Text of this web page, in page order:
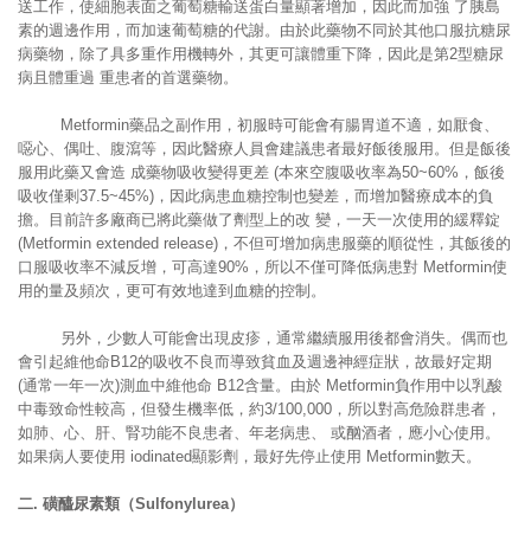
送工作，使細胞表面之葡萄糖輸送蛋白量顯著增加，因此而加強 了胰島
素的週邊作用，而加速葡萄糖的代謝。由於此藥物不同於其他口服抗糖尿
病藥物，除了具多重作用機轉外，其更可讓體重下降，因此是第2型糖尿
病且體重過 重患者的首選藥物。
Metformin藥品之副作用，初服時可能會有腸胃道不適，如厭食、
噁心、偶吐、腹瀉等，因此醫療人員會建議患者最好飯後服用。但是飯後
服用此藥又會造 成藥物吸收變得更差 (本來空腹吸收率為50~60%，飯後
吸收僅剩37.5~45%)，因此病患血糖控制也變差，而增加醫療成本的負
擔。目前許多廠商已將此藥做了劑型上的改 變，一天一次使用的緩釋錠
(Metformin extended release)，不但可增加病患服藥的順從性，其飯後的
口服吸收率不減反增，可高達90%，所以不僅可降低病患對 Metformin使
用的量及頻次，更可有效地達到血糖的控制。
另外，少數人可能會出現皮疹，通常繼續服用後都會消失。偶而也
會引起維他命B12的吸收不良而導致貧血及週邊神經症狀，故最好定期
(通常一年一次)測血中維他命 B12含量。由於 Metformin負作用中以乳酸
中毒致命性較高，但發生機率低，約3/100,000，所以對高危險群患者，
如肺、心、肝、腎功能不良患者、年老病患、 或酗酒者，應小心使用。
如果病人要使用 iodinated顯影劑，最好先停止使用 Metformin數天。
二. 磺醯尿素類（Sulfonylurea）